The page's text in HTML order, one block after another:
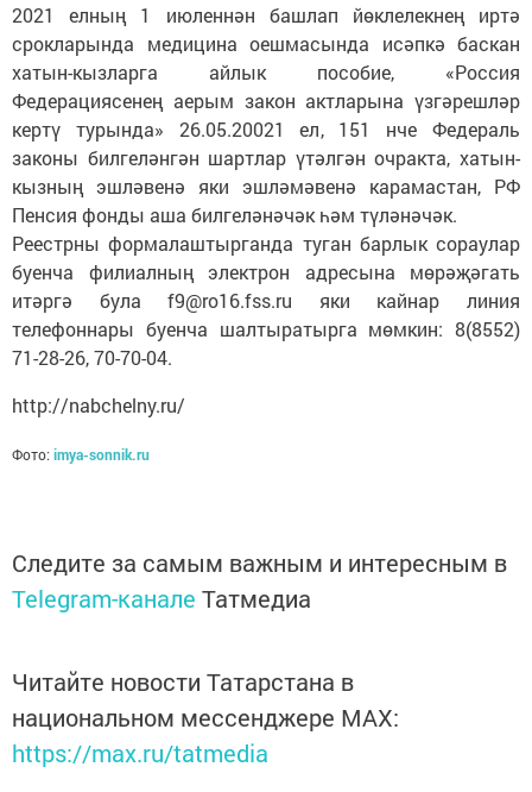
2021 елның 1 июленнән башлап йөклелекнең иртә
срокларында медицина оешмасында исәпкә баскан
хатын-кызларга айлык пособие, «Россия
Федерациясенең аерым закон актларына үзгәрешләр
кертү турында» 26.05.20021 ел, 151 нче Федераль
законы билгеләнгән шартлар үтәлгән очракта, хатын-
кызның эшләвенә яки эшләмәвенә карамастан, РФ
Пенсия фонды аша билгеләнәчәк һәм түләнәчәк.
Реестрны формалаштырганда туган барлык сораулар
буенча филиалның электрон адресына мөрәҗәгать
итәргә була f9@ro16.fss.ru яки кайнар линия
телефоннары буенча шалтыратырга мөмкин: 8(8552)
71-28-26, 70-70-04.
http://nabchelny.ru/
Фото: imya-sonnik.ru
Следите за самым важным и интересным в
Telegram-канале Татмедиа
Читайте новости Татарстана в
национальном мессенджере MАХ:
https://max.ru/tatmedia